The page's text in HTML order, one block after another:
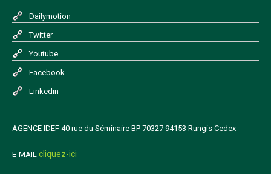
Dailymotion
Twitter
Youtube
Facebook
Linkedin
AGENCE IDEF 40 rue du Séminaire BP 70327 94153 Rungis Cedex
E-MAIL cliquez-ici